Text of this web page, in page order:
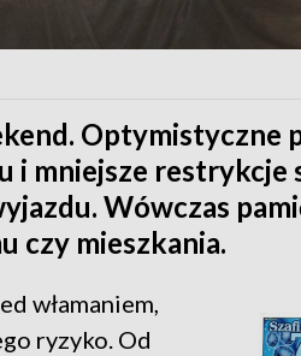
Optymistyczne
i mniejsze restrykcje
Wówczas
czy mieszkania.
włamaniem,
ryzyko. Od